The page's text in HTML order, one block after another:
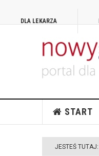
DLA LEKARZA
START
JESTEŚ TUTAJ: